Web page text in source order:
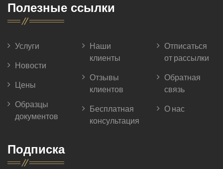
Полезные ссылки
Услуги
Новости
Цены
Образцы
документов
Наши
клиенты
Отзывы
клиентов
Бесплатная
консультация
Отписаться
от рассылки
Обратная
связь
О нас
Подписка